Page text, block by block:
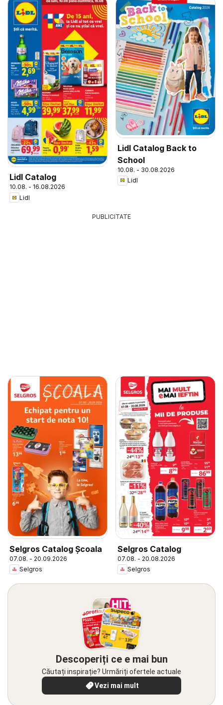
Lidl Catalog
10.08. - 16.08.2026
Lidl
Lidl Catalog Back to
School
10.08. - 30.08.2026
Lidl
PUBLICITATE
Selgros Catalog Şcoala
07.08. - 20.09.2026
Selgros
Selgros Catalog
07.08. - 20.08.2026
Selgros
Descoperiți ce e mai bun
Căutați inspirație? Urmăriți ofertele actuale
Vezi mai mult